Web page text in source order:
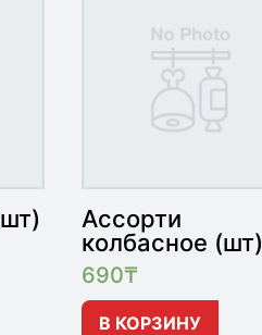
Ассорти
колбасное (шт)
690₸
В КОРЗИНУ